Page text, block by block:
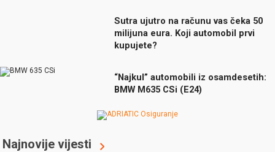
Sutra ujutro na računu vas čeka 50
milijuna eura. Koji automobil prvi
kupujete?
“Najkul” automobili iz osamdesetih:
BMW M635 CSi (E24)
Najnovije vijesti